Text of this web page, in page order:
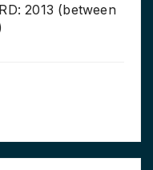
2013 (between